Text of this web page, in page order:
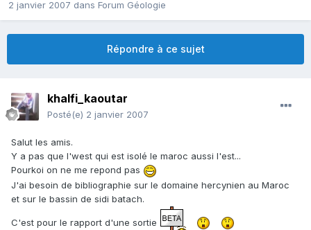
2 janvier 2007 dans Forum Géologie
Répondre à ce sujet
khalfi_kaoutar
Posté(e) 2 janvier 2007
Salut les amis.
Y a pas que l'west qui est isolé le maroc aussi l'est...
Pourkoi on ne me repond pas
J'ai besoin de bibliographie sur le domaine hercynien au Maroc
et sur le bassin de sidi batach.
C'est pour le rapport d'une sortie